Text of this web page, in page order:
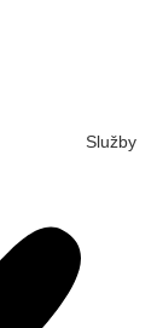
Služby